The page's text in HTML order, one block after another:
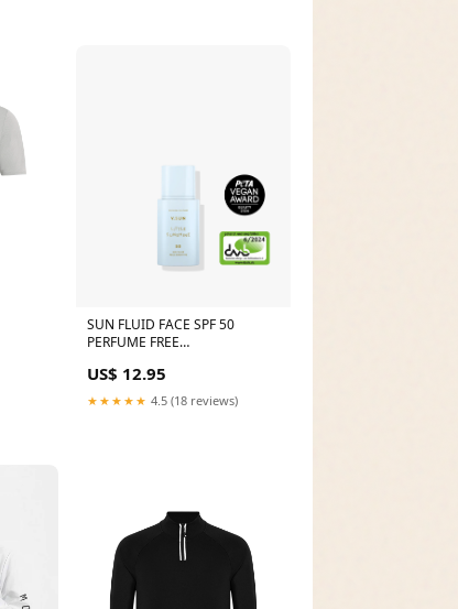
SUN FLUID FACE SPF 50
PERFUME FREE
US$ 12.95
★★★★★ 4.5 (18 reviews)